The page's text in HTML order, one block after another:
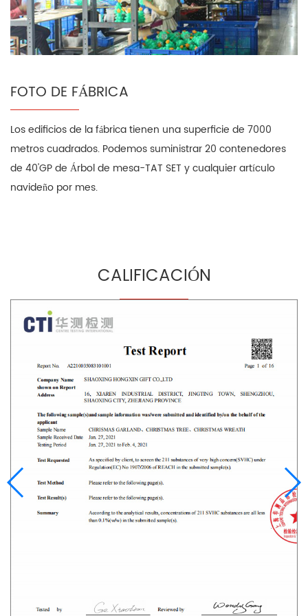
FOTO DE FÁBRICA
Los edificios de la fábrica tienen una superficie de 7000
metros cuadrados. Podemos suministrar 20 contenedores
de 40'GP de Árbol de mesa-TAT SET y cualquier artículo
navideño por mes.
CALIFICACIÓN